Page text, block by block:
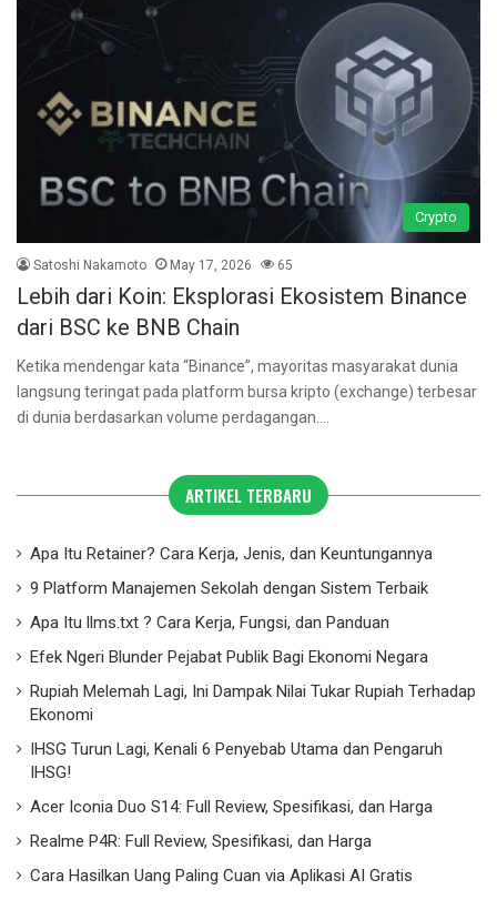
Crypto
Satoshi Nakamoto May 17, 2026 65
Lebih dari Koin: Eksplorasi Ekosistem Binance
dari BSC ke BNB Chain
Ketika mendengar kata “Binance”, mayoritas masyarakat dunia
langsung teringat pada platform bursa kripto (exchange) terbesar
di dunia berdasarkan volume perdagangan.…
ARTIKEL TERBARU
Apa Itu Retainer? Cara Kerja, Jenis, dan Keuntungannya
9 Platform Manajemen Sekolah dengan Sistem Terbaik
Apa Itu llms.txt ? Cara Kerja, Fungsi, dan Panduan
Efek Ngeri Blunder Pejabat Publik Bagi Ekonomi Negara
Rupiah Melemah Lagi, Ini Dampak Nilai Tukar Rupiah Terhadap
Ekonomi
IHSG Turun Lagi, Kenali 6 Penyebab Utama dan Pengaruh
IHSG!
Acer Iconia Duo S14: Full Review, Spesifikasi, dan Harga
Realme P4R: Full Review, Spesifikasi, dan Harga
Cara Hasilkan Uang Paling Cuan via Aplikasi AI Gratis